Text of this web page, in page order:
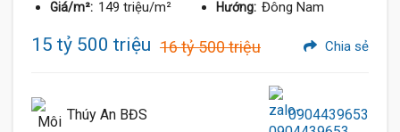
Giá/m²: 149 triệu/m² Hướng: Đông Nam
15 tỷ 500 triệu 16 tỷ 500 triệu Chia sẻ
Thúy An BĐS 0904439653